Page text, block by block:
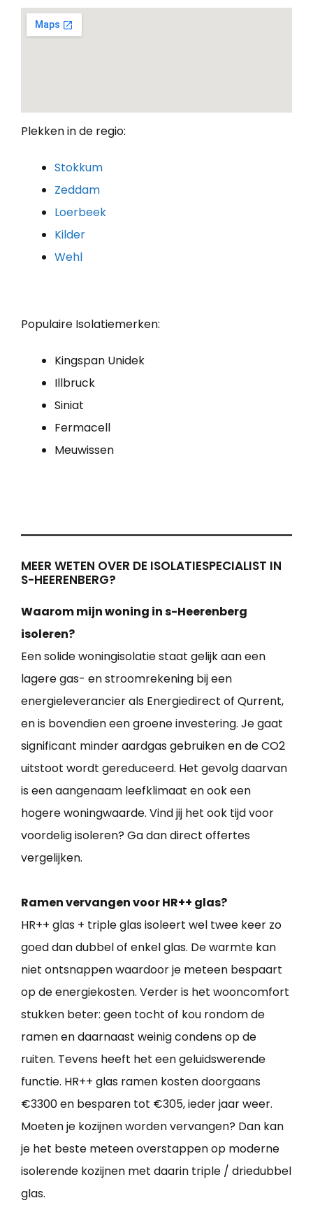
Plekken in de regio:
Stokkum
Zeddam
Loerbeek
Kilder
Wehl
Populaire Isolatiemerken:
Kingspan Unidek
Illbruck
Siniat
Fermacell
Meuwissen
MEER WETEN OVER DE ISOLATIESPECIALIST IN
S-HEERENBERG?
Waarom mijn woning in s-Heerenberg
isoleren?
Een solide woningisolatie staat gelijk aan een
lagere gas- en stroomrekening bij een
energieleverancier als Energiedirect of Qurrent,
en is bovendien een groene investering. Je gaat
significant minder aardgas gebruiken en de CO2
uitstoot wordt gereduceerd. Het gevolg daarvan
is een aangenaam leefklimaat en ook een
hogere woningwaarde. Vind jij het ook tijd voor
voordelig isoleren? Ga dan direct offertes
vergelijken.
Ramen vervangen voor HR++ glas?
HR++ glas + triple glas isoleert wel twee keer zo
goed dan dubbel of enkel glas. De warmte kan
niet ontsnappen waardoor je meteen bespaart
op de energiekosten. Verder is het wooncomfort
stukken beter: geen tocht of kou rondom de
ramen en daarnaast weinig condens op de
ruiten. Tevens heeft het een geluidswerende
functie. HR++ glas ramen kosten doorgaans
€3300 en besparen tot €305, ieder jaar weer.
Moeten je kozijnen worden vervangen? Dan kan
je het beste meteen overstappen op moderne
isolerende kozijnen met daarin triple / driedubbel
glas.